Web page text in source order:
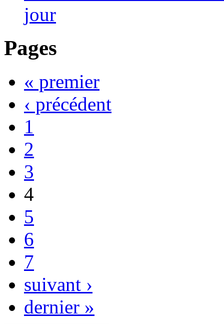
jour
Pages
« premier
‹ précédent
1
2
3
4
5
6
7
suivant ›
dernier »